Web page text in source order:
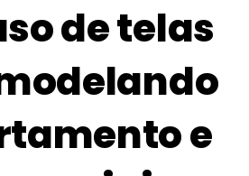
de telas
e